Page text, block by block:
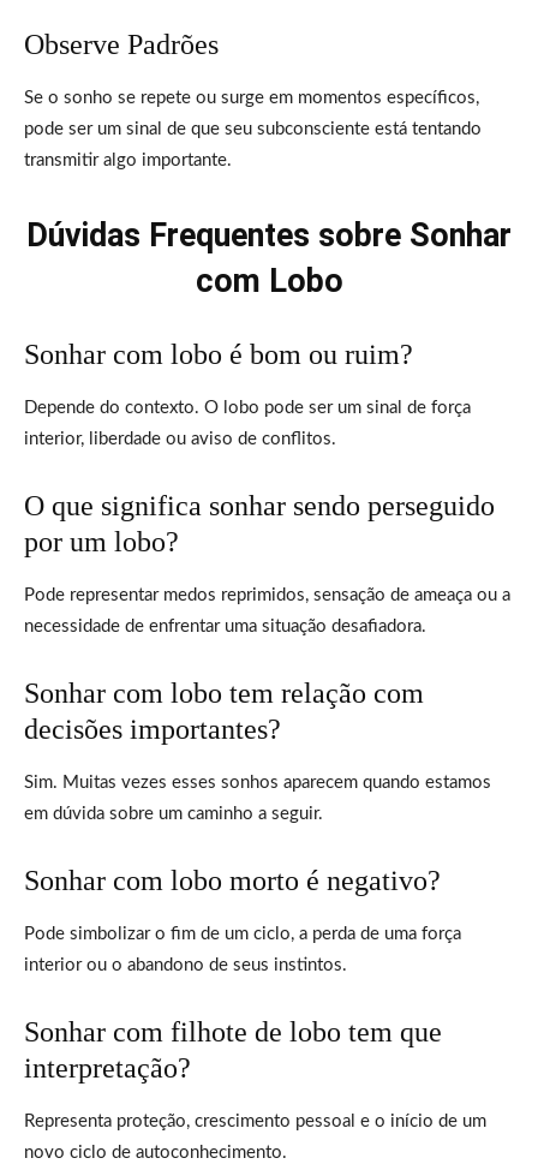
Observe Padrões
Se o sonho se repete ou surge em momentos específicos,
pode ser um sinal de que seu subconsciente está tentando
transmitir algo importante.
Dúvidas Frequentes sobre Sonhar
com Lobo
Sonhar com lobo é bom ou ruim?
Depende do contexto. O lobo pode ser um sinal de força
interior, liberdade ou aviso de conflitos.
O que significa sonhar sendo perseguido
por um lobo?
Pode representar medos reprimidos, sensação de ameaça ou a
necessidade de enfrentar uma situação desafiadora.
Sonhar com lobo tem relação com
decisões importantes?
Sim. Muitas vezes esses sonhos aparecem quando estamos
em dúvida sobre um caminho a seguir.
Sonhar com lobo morto é negativo?
Pode simbolizar o fim de um ciclo, a perda de uma força
interior ou o abandono de seus instintos.
Sonhar com filhote de lobo tem que
interpretação?
Representa proteção, crescimento pessoal e o início de um
novo ciclo de autoconhecimento.